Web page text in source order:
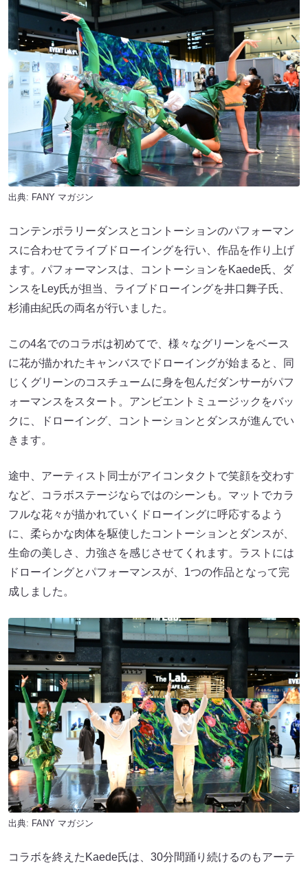
出典: FANY マガジン
コンテンポラリーダンスとコントーションのパフォーマン
スに合わせてライブドローイングを行い、作品を作り上げ
ます。パフォーマンスは、コントーションをKaede氏、ダ
ンスをLey氏が担当、ライブドローイングを井口舞子氏、
杉浦由紀氏の両名が行いました。
この4名でのコラボは初めてで、様々なグリーンをベース
に花が描かれたキャンバスでドローイングが始まると、同
じくグリーンのコスチュームに身を包んだダンサーがパフ
ォーマンスをスタート。アンビエントミュージックをバッ
クに、ドローイング、コントーションとダンスが進んでい
きます。
途中、アーティスト同士がアイコンタクトで笑顔を交わす
など、コラボステージならではのシーンも。マットでカラ
フルな花々が描かれていくドローイングに呼応するよう
に、柔らかな肉体を駆使したコントーションとダンスが、
生命の美しさ、力強さを感じさせてくれます。ラストには
ドローイングとパフォーマンスが、1つの作品となって完
成しました。
出典: FANY マガジン
コラボを終えたKaede氏は、30分間踊り続けるのもアーテ